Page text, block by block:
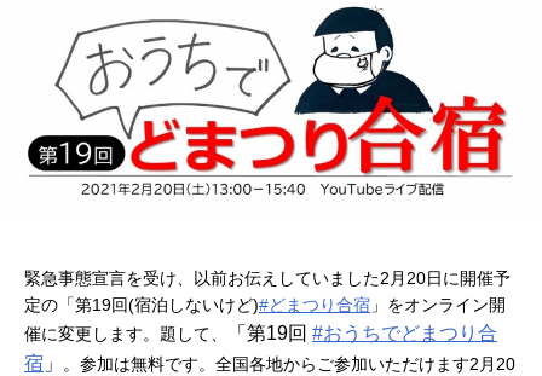
緊急事態宣言を受け、以前お伝えしていました2月20日に開催予
定の「第19回(宿泊しないけど)#どまつり合宿 」をオンライン開
催に変更します。題して、
「第19回 #おうちでどまつり合
宿 」 。参加は無料です。全国各地からご参加いただけます2月20